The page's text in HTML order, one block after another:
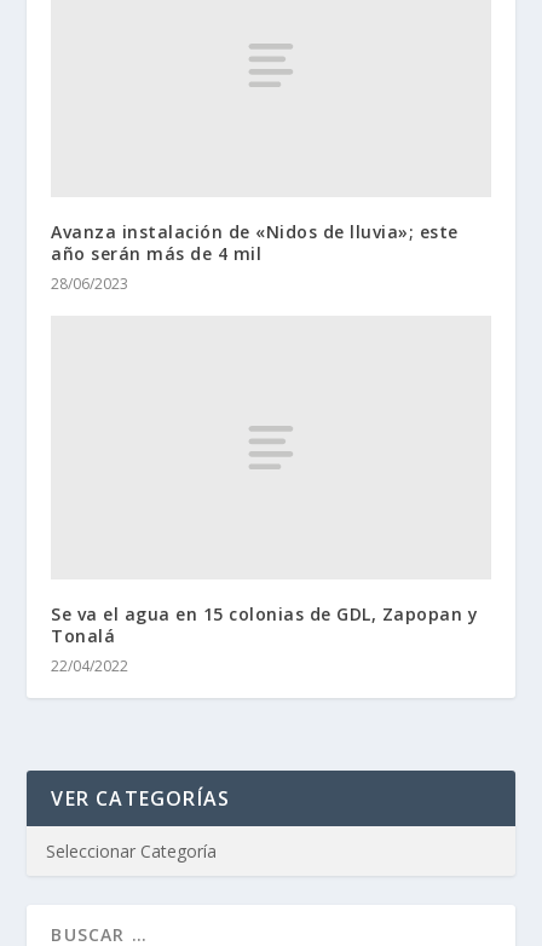
Avanza instalación de «Nidos de lluvia»; este
año serán más de 4 mil
28/06/2023
Se va el agua en 15 colonias de GDL, Zapopan y
Tonalá
22/04/2022
VER CATEGORÍAS